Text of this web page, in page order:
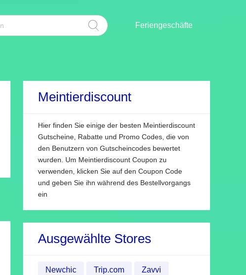
Feriengeschäfte
Meintierdiscount
Hier finden Sie einige der besten Meintierdiscount
Gutscheine, Rabatte und Promo Codes, die von
den Benutzern von Gutscheincodes bewertet
wurden. Um Meintierdiscount Coupon zu
verwenden, klicken Sie auf den Coupon Code
und geben Sie ihn während des Bestellvorgangs
ein
Ausgewählte Stores
Newchic Trip.com Zavvi